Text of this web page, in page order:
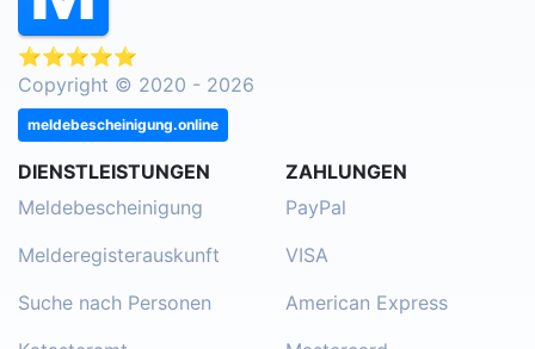
⭐⭐⭐⭐⭐
Copyright © 2020 - 2026
meldebescheinigung.online
DIENSTLEISTUNGEN
Meldebescheinigung
Melderegisterauskunft
Suche nach Personen
ZAHLUNGEN
PayPal
VISA
American Express